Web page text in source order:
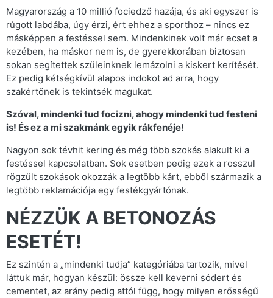
Magyarország a 10 millió fociedző hazája, és aki egyszer is
rúgott labdába, úgy érzi, ért ehhez a sporthoz – nincs ez
másképpen a festéssel sem. Mindenkinek volt már ecset a
kezében, ha máskor nem is, de gyerekkorában biztosan
sokan segítettek szüleinknek lemázolni a kiskert kerítését.
Ez pedig kétségkívül alapos indokot ad arra, hogy
szakértőnek is tekintsék magukat.
Szóval, mindenki tud focizni, ahogy mindenki tud festeni
is! És ez a mi szakmánk egyik rákfenéje!
Nagyon sok tévhit kering és még több szokás alakult ki a
festéssel kapcsolatban. Sok esetben pedig ezek a rosszul
rögzült szokások okozzák a legtöbb kárt, ebből származik a
legtöbb reklamációja egy festékgyártónak.
NÉZZÜK A BETONOZÁS
ESETÉT!
Ez szintén a „mindenki tudja” kategóriába tartozik, mivel
láttuk már, hogyan készül: össze kell keverni sódert és
cementet, az arány pedig attól függ, hogy milyen erősségű